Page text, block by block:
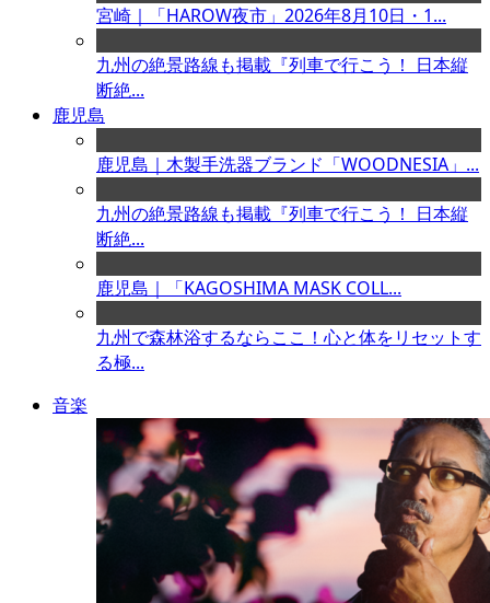
宮崎｜「HAROW夜市」2026年8月10日・1...
九州の絶景路線も掲載『列車で行こう！ 日本縦
断絶...
鹿児島
鹿児島｜木製手洗器ブランド「WOODNESIA」...
九州の絶景路線も掲載『列車で行こう！ 日本縦
断絶...
鹿児島｜「KAGOSHIMA MASK COLL...
九州で森林浴するならここ！心と体をリセットす
る極...
音楽